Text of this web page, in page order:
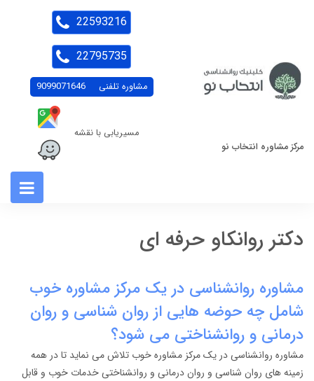
مرکز مشاوره انتخاب نو
مشاوره تلفنی 9099071646
مسیریابی با نقشه
22593216
22795735
دکتر روانکاو حرفه ای
مشاوره روانشناسی در یک مرکز مشاوره خوب
شامل چه حوضه هایی از روان شناسی و روان
درمانی و روانشناختی می شود؟
مشاوره روانشناسی در یک مرکز مشاوره خوب تلاش می نماید تا در همه
زمینه های روان شناسی و روان درمانی و روانشناختی خدمات خوب و قابل